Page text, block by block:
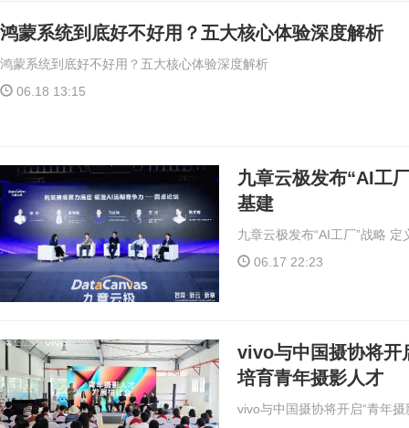
鸿蒙系统到底好不好用？五大核心体验深度解析
鸿蒙系统到底好不好用？五大核心体验深度解析
06.18 13:15
九章云极发布“AI工
基建
九章云极发布“AI工厂”战略
06.17 22:23
vivo与中国摄协将开
培育青年摄影人才
vivo与中国摄协将开启“青年